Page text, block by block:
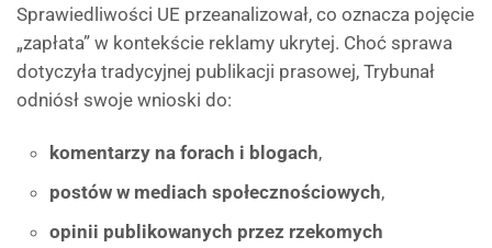
Sprawiedliwości UE przeanalizował, co oznacza pojęcie
„zapłata” w kontekście reklamy ukrytej. Choć sprawa
dotyczyła tradycyjnej publikacji prasowej, Trybunał
odniósł swoje wnioski do:
komentarzy na forach i blogach,
postów w mediach społecznościowych,
opinii publikowanych przez rzekomych